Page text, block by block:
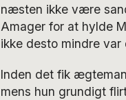
næsten ikke være
Amager for at hylde
ikke desto mindre
Inden det fik
mens hun grundigt